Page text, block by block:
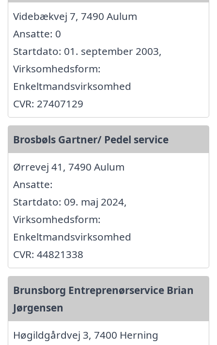
Videbækvej 7, 7490 Aulum
Ansatte: 0
Startdato: 01. september 2003,
Virksomhedsform:
Enkeltmandsvirksomhed
CVR: 27407129
Brosbøls Gartner/ Pedel service
Ørrevej 41, 7490 Aulum
Ansatte:
Startdato: 09. maj 2024,
Virksomhedsform:
Enkeltmandsvirksomhed
CVR: 44821338
Brunsborg Entreprenørservice Brian
Jørgensen
Høgildgårdvej 3, 7400 Herning